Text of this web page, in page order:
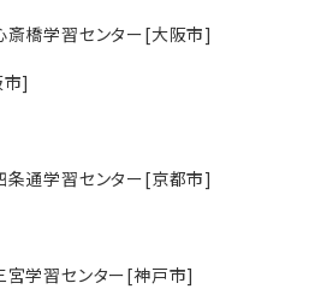
斎橋学習センター[大阪市]
市]
条通学習センター[京都市]
宮学習センター[神戸市]